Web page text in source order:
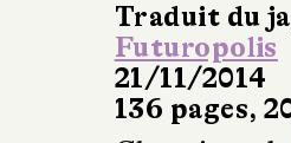
Traduit du
Futuropolis
21/11/2014
136 pages,